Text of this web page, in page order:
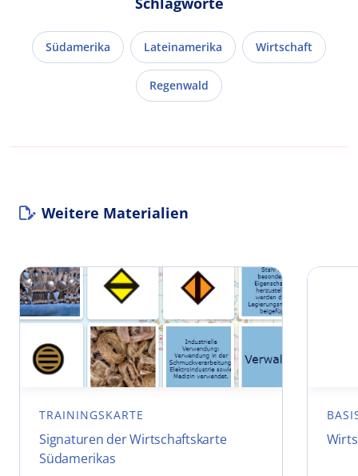
Südamerika Lateinamerika Wirtschaft
Regenwald
Weitere Materialien
TRAININGSKARTE
Signaturen der Wirtschaftskarte
Südamerikas